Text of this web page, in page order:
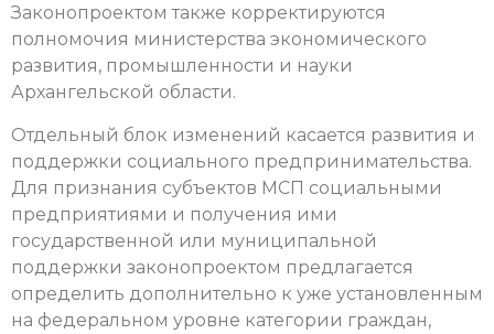
Законопроектом также корректируются
полномочия министерства экономического
развития, промышленности и науки
Архангельской области.
Отдельный блок изменений касается развития и
поддержки социального предпринимательства.
Для признания субъектов МСП социальными
предприятиями и получения ими
государственной или муниципальной
поддержки законопроектом предлагается
определить дополнительно к уже установленным
на федеральном уровне категории граждан,